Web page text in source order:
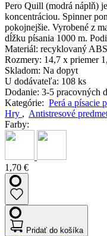
Pero Quill (modrá náplň)
koncentráciou. Spinner
pokojnejšie. Vyrobené z
dĺžku písania 1000 m.
Materiál: recyklovaný
Rozmery: 14,7 x priemer
Skladom: Na dopyt
U dodávateľa: 108 ks
Dodanie: 3-5 pracovných
Kategórie: Perá a písacie
Hry , Antistresové
Farby:
1,70 €
Pridať do košíka